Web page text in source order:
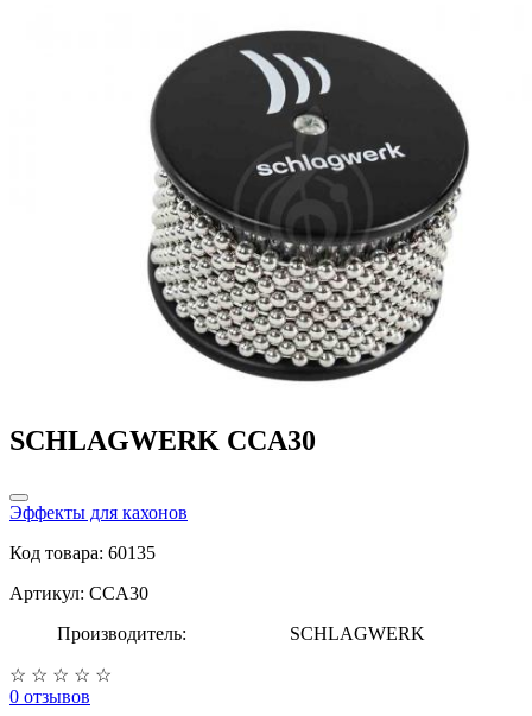
SCHLAGWERK CCA30
Эффекты для кахонов
Код товара: 60135
Артикул: CCA30
Производитель:
SCHLAGWERK
☆ ☆ ☆ ☆ ☆
0 отзывов